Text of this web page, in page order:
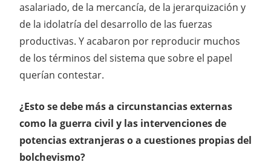
asalariado, de la mercancía, de la jerarquización y
de la idolatría del desarrollo de las fuerzas
productivas. Y acabaron por reproducir muchos
de los términos del sistema que sobre el papel
querían contestar.
¿Esto se debe más a circunstancias externas
como la guerra civil y las intervenciones de
potencias extranjeras o a cuestiones propias del
bolchevismo?